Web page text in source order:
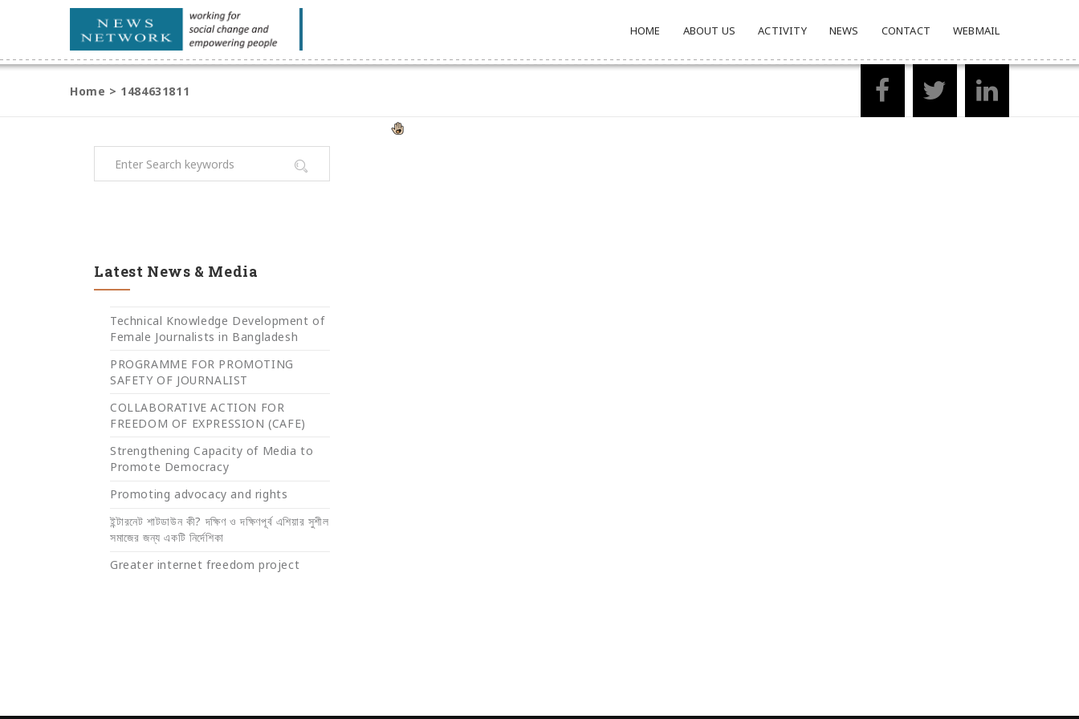
HOME ABOUT US ACTIVITY NEWS CONTACT WEBMAIL
Home > 1484631811
Latest News & Media
Technical Knowledge Development of
Female Journalists in Bangladesh
PROGRAMME FOR PROMOTING
SAFETY OF JOURNALIST
COLLABORATIVE ACTION FOR
FREEDOM OF EXPRESSION (CAFE)
Strengthening Capacity of Media to
Promote Democracy
Promoting advocacy and rights
ইন্টারনেট শাটডাউন কী? দক্ষিণ ও দক্ষিণপূর্ব এশিয়ার সুশীল
সমাজের জন্য একটি নির্দেশিকা
Greater internet freedom project